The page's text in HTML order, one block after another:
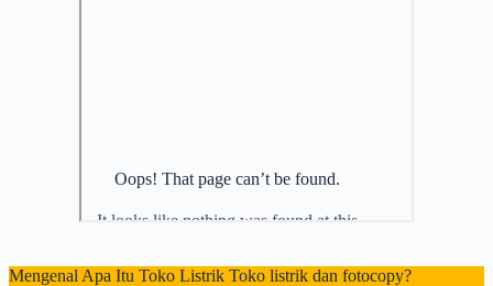
Mengenal Apa Itu Toko Listrik Toko listrik dan fotocopy?